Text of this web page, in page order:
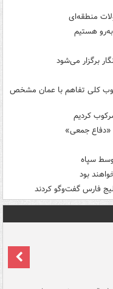
منطقه‌ای
هستیم
برگزار می‌شود
کلی تفاهم با عمان مشخص
کردیم
«دفاع جمعی»
سپاه
بود
فارس گفت‌وگو کردند